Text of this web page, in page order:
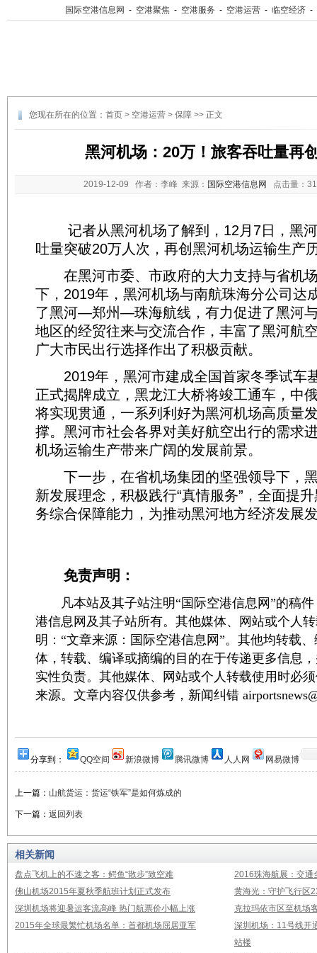
国际空港信息网 - 空港聚焦 - 空港服务 - 空港运营 - 临空经济 -
您现在所在的位置： 首页 > 空港运营 > 保障 >> 正文
黑河机场：20万！旅客吞吐量再
2019-12-09 作者：李峰 来源： 国际空港信息网 点击量：
记者从黑河机场了解到，12月7日，黑河
吐量突破20万人次，再创黑河机场运输生产
在黑河市委、市政府的大力支持与省机
下，2019年，黑河机场与南航珠海分公司达
了黑河—郑州—珠海航线，有力促进了黑河
地区的经贸往来与交流合作，丰富了黑河航
广大市民出行选择作出了积极贡献。
2019年，黑河市建成全国首家冬季试车
正式揭牌成立，黑龙江大桥将竣工通车，中
将实现贯通，一系列利好为黑河机场高质量
撑。黑河市社会各界对美好航空出行的需求
机场运输生产带来广阔的发展前景。
下一步，在省机场集团的坚强领导下，
新发展理念，积极践行“真情服务”，全面提
务综合保障能力，为推动黑河地方经济发展
免责声明：
凡本站及其子站注明“国际空港信息网”的稿件
港信息网及其子站所有。其他媒体、网站或个人
明：“文章来源：国际空港信息网”。其他均转载
体，转载、编译或摘编的目的在于传递更多信息
实性负责。其他媒体、网站或个人转载使用时必
来源。文章内容仅供参考，新闻纠错
分享到： QQ空间 新浪微博 腾讯微博 人人网 网易微博
上一篇： 山航货运：货运“铁军”是如何炼成的
下一篇： 返回列表
相关新闻
盘点飞机上的不速之客：鳄鱼“散步”致空难
2016珠海航展：交通
佛山机场2015年夏秋季航班计划正式发布
黄海光：守护飞行区
深圳机场将迎暑运客流高峰 热门航票价小幅上涨
克拉玛依市区至机场
2015年全球最繁忙机场名单：首都机场屈居亚军
深圳机场：11号线开
站楼